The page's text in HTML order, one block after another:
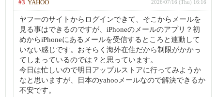
#3 YAHOO 2026/07/16 (Thu) 16:16
ヤフーのサイトからログインできて、そこからメールを
見る事はできるのですが、iPhoneのメールのアプリ？初
めからiPhoneにあるメールを受信するところと連動して
いない感じです。おそらく海外在住だから制限がかかっ
てしまっているのでは？と思っています。
今日は忙しいので明日アップルストアに行ってみようか
なと思いますが、日本のyahooメールなので解決できるか
不安です。